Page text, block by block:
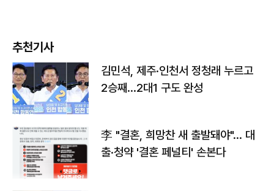
추천기사
김민석, 제주·인천서 정청래 누르고
2승째…2대1 구도 완성
李 "결혼, 희망찬 새 출발돼야"… 대
출·청약 '결혼 페널티' 손본다